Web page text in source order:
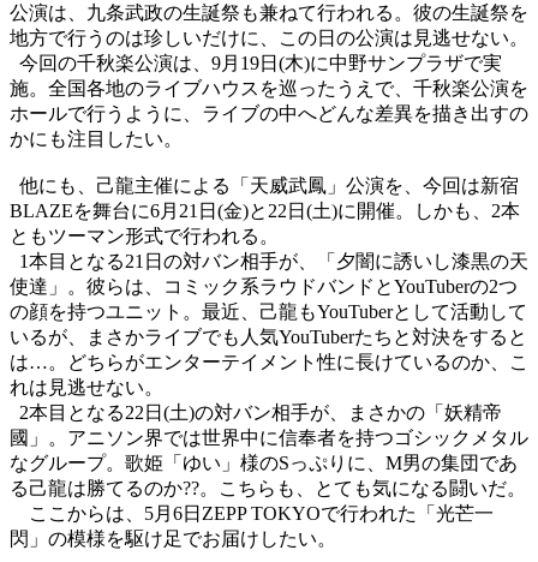
公演は、九条武政の生誕祭も兼ねて行われる。彼の生誕祭を
地方で行うのは珍しいだけに、この日の公演は見逃せない。
今回の千秋楽公演は、 9月 19日 (木)に中野サンプラザで実
施。全国各地のライブハウスを巡ったうえで、千秋楽公演を
ホールで行うように、ライブの中へどんな差異を描き出すの
かにも注目したい。
他にも、己龍主催による「天威武鳳」公演を、今回は新宿
BLAZEを舞台に6月 21 日 (金)と 22 日 (土)に開催。しかも、 2本
ともツーマン形式で行われる。
1本目となる21 日の対バン相手が、「夕闇に誘いし漆黒の天
使達」。彼らは、コミック系ラウドバンドとYouTuberの2つ
の顔を持つユニット。最近、己龍もYouTuberとして活動して
いるが、まさかライブでも人気YouTuberたちと対決をすると
は…。どちらがエンターテイメント性に長けているのか、こ
れは見逃せない。
2本目となる22 日 (土)の対バン相手が、まさかの「妖精帝
國」。アニソン界では世界中に信奉者を持つゴシックメタル
なグループ。歌姫「ゆい」様のSっぷりに、 M男の集団であ
る己龍は勝てるのか??。こちらも、とても気になる闘いだ。
ここからは、 5月 6日 ZEPP TOKYOで行われた「光芒一
閃」の模様を駆け足でお届けしたい。